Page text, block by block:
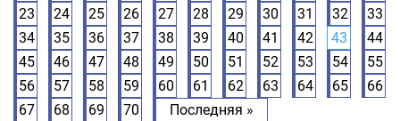
23
24 25 26 27 28 29 30 31 32
33
34
35 36 37 38 39 40 41 42 43
44
45
46 47 48 49 50 51 52 53 54
55
56
57 58 59 60 61 62 63 64 65
66
67
68 69 70 Последняя »